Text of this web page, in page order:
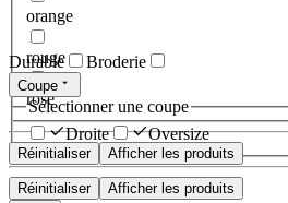
orange
rouge
rose
Réinitialiser Afficher les produits
Durable Broderie
Coupe
Sélectionner une coupe
Droite
Oversize
Réinitialiser
Afficher les produits